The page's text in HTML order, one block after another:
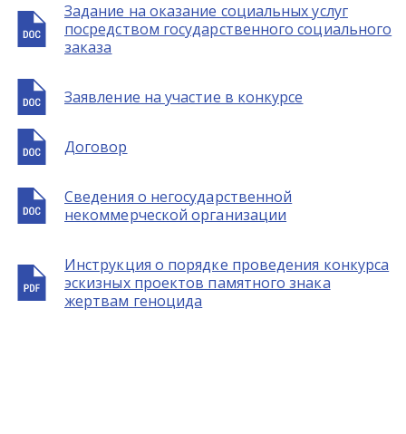
Задание на оказание социальных услуг
посредством государственного социального
заказа
Заявление на участие в конкурсе
Договор
Сведения о негосударственной
некоммерческой организации
Инструкция о порядке проведения конкурса
эскизных проектов памятного знака
жертвам геноцида